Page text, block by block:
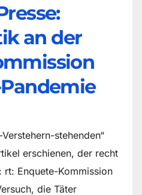
an der
stehenden“
erschienen, der recht
Enquete-Kommission
die Täter